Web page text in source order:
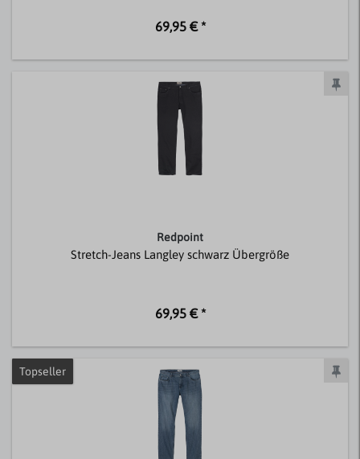
69,95 € *
Redpoint
Stretch-Jeans Langley schwarz Übergröße
69,95 € *
Topseller